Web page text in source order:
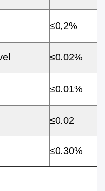
≤0,2%
≤0.02%
≤0.01%
≤0.02
≤0.30%